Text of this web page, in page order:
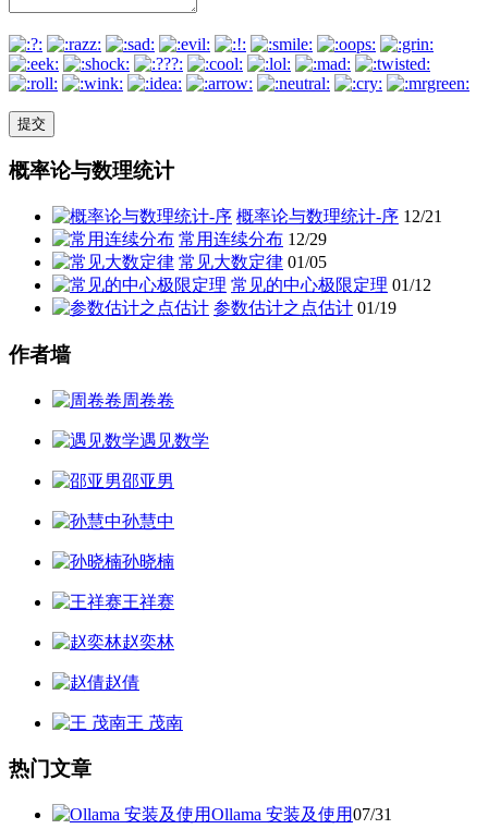
概率论与数理统计
概率论与数理统计-序 12/21
常用连续分布 12/29
常见大数定律 01/05
常见的中心极限定理 01/12
参数估计之点估计 01/19
作者墙
周卷卷
遇见数学
邵亚男
孙慧中
孙晓楠
王祥赛
赵奕林
赵倩
王 茂南
热门文章
Ollama 安装及使用07/31